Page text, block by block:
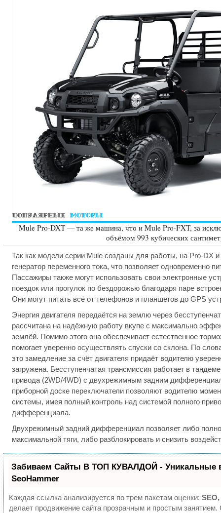
Mule Pro-DXT — та же машина, что и Mule Pro-FXT, за
объёмом 993 кубических
Так как модели серии Mule созданы для работы, на Pro-DX
генератор переменного тока, что позволяет одновременно
Пассажиры также могут использовать свои электронные
поездок или прогулок по бездорожью благодаря паре
Они могут питать всё от телефонов и планшетов до GPS
Энергия двигателя передаётся на землю через
рассчитана на надёжную работу вкупе с максимально
землёй. Помимо этого она обеспечивает естественное
помогает уверенно осуществлять спуски со склона. По
это замедление за счёт двигателя придаёт водителю
загружена. Бесступенчатая трансмиссия работает в
привода (2WD/4WD) с двухрежимным задним
приборной доске переключатели позволяют водителю
системы, имея полный контроль над системой полного
дифференциала.
Двухрежимный задний дифференциал позволяет либо
максимальной тяги, либо разблокировать и снизить
Забиваем Сайты В ТОП КУВАЛДОЙ - Уникальные
SeoHammer
Каждая ссылка анализируется по трем пакетам оценки:
делает продвижение сайта прозрачным и простым